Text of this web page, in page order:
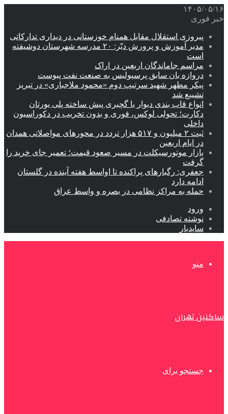
۱۴۰۵/۰۵/۱۶
خبر فوری
پیروزی استقلال مقابل همنام خوزستانی در دیداری تدارکاتی
مدیر آموزش و پرورش دیّر: ۲۰ مدرسه شهرستان دوشیفته
است
مراسم جاماندگان اربعین در اراک
دروازه بان سابق پرسپولیس به صنعت نفت پیوست
پیکر مطهر شهید سرتیپ دوم «محمود ملاجباری» در تبریز
تشییع شد
انواع قاب بندی دیوار با گچبری پیش ساخته پلی یورتان
دکارت؛ تحولی لوکس، فوری و بدون تخریب در دکوراسیون
داخلی
ثبت ۲ میلیون و ۵۱۷ هزار تردد در محورهای مواصلاتی همدان
در ایام اربعین
بازار موتورسیکلت در مسیر صعود قیمت؛ تعمیر جای خرید را
گرفت
جعفری: رگبارهای پراکنده تا اواسط هفته آینده در گلستان
ادامه دارد
حمله به مراکز نظامی در بصره و واسط عراق
ورود
نوشته تصادفی
سایدبار
منو
ساکنین تهران
جستجو برای